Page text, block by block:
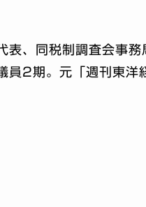
表、同税制調査会事
員2期。元「週刊東洋